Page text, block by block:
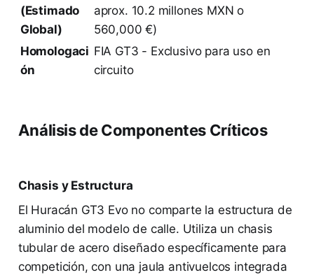
(Estimado
Global)
aprox. 10.2 millones MXN o
560,000 €)
Homologaci
ón
FIA GT3 - Exclusivo para uso en
circuito
Análisis de Componentes Críticos
Chasis y Estructura
El Huracán GT3 Evo no comparte la estructura de
aluminio del modelo de calle. Utiliza un chasis
tubular de acero diseñado específicamente para
competición, con una jaula antivuelcos integrada